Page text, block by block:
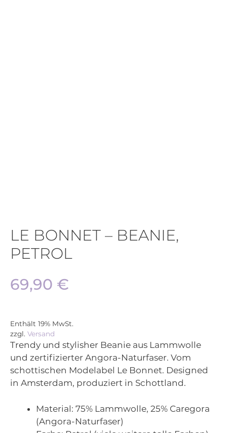
LE BONNET – BEANIE,
PETROL
69,90 €
Enthält 19% MwSt.
zzgl. Versand
Trendy und stylisher Beanie aus Lammwolle
und zertifizierter Angora-Naturfaser. Vom
schottischen Modelabel Le Bonnet. Designed
in Amsterdam, produziert in Schottland.
Material: 75% Lammwolle, 25% Caregora
(Angora-Naturfaser)